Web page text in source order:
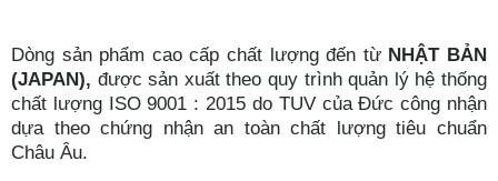
Dòng sản phẩm cao cấp chất lượng đến từ NHẬT BẢN
(JAPAN), được sản xuất theo quy trình quản lý hệ thống
chất lượng ISO 9001 : 2015 do TUV của Đức công nhận
dựa theo chứng nhận an toàn chất lượng tiêu chuẩn
Châu Âu.